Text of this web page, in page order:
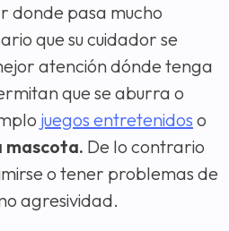
donde pasa mucho
que su cuidador se
atención dónde tenga
que se aburra o
juegos entretenidos o
mascota. De lo contrario
o tener problemas de
agresividad.